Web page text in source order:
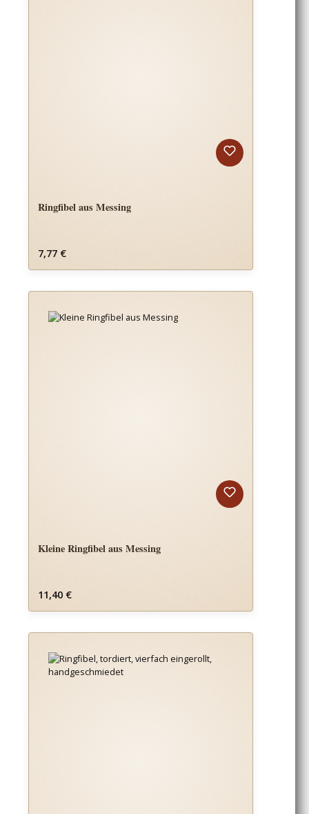
Ringfibel aus Messing
Regulärer Preis:
7,77 €
Kleine Ringfibel aus Messing
Regulärer Preis:
11,40 €